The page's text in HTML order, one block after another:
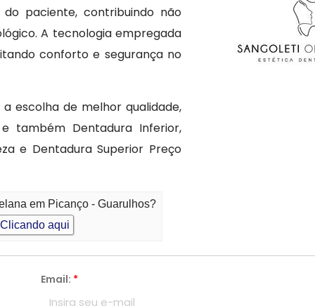
paciente, contribuindo não
A tecnologia empregada
conforto e segurança no
escolha de melhor qualidade,
também Dentadura Inferior,
e Dentadura Superior Preço
em Picanço - Guarulhos?
Clicando aqui
Email: *